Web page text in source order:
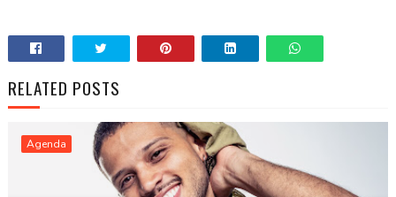
RELATED POSTS
Agenda